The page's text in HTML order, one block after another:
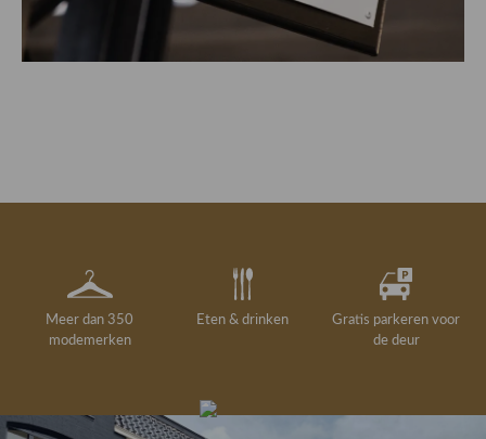
Meer dan 350
modemerken
Eten & drinken
Gratis parkeren voor
de deur
drankje
Gratis retourneren in
de winkel
Deskundig
kledingadvies